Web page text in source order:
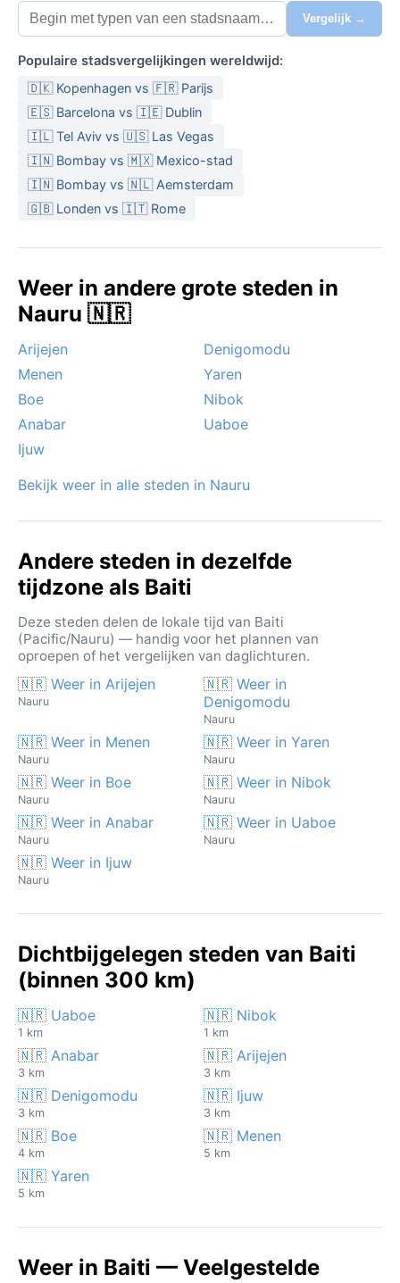
Vergelijk →
Populaire stadsvergelijkingen wereldwijd:
🇩🇰 Kopenhagen vs 🇫🇷 Parijs
🇪🇸 Barcelona vs 🇮🇪 Dublin
🇮🇱 Tel Aviv vs 🇺🇸 Las Vegas
🇮🇳 Bombay vs 🇲🇽 Mexico-stad
🇮🇳 Bombay vs 🇳🇱 Aemsterdam
🇬🇧 Londen vs 🇮🇹 Rome
Weer in andere grote steden in
Nauru 🇳🇷
Arijejen
Denigomodu
Menen
Yaren
Boe
Nibok
Anabar
Uaboe
Ijuw
Bekijk weer in alle steden in Nauru
Andere steden in dezelfde
tijdzone als Baiti
Deze steden delen de lokale tijd van Baiti
(Pacific/Nauru) — handig voor het plannen van
oproepen of het vergelijken van daglichturen.
🇳🇷 Weer in Arijejen
Nauru
🇳🇷 Weer in
Denigomodu
Nauru
🇳🇷 Weer in Menen
Nauru
🇳🇷 Weer in Yaren
Nauru
🇳🇷 Weer in Boe
Nauru
🇳🇷 Weer in Nibok
Nauru
🇳🇷 Weer in Anabar
Nauru
🇳🇷 Weer in Uaboe
Nauru
🇳🇷 Weer in Ijuw
Nauru
Dichtbijgelegen steden van Baiti
(binnen 300 km)
🇳🇷 Uaboe
1 km
🇳🇷 Nibok
1 km
🇳🇷 Anabar
3 km
🇳🇷 Arijejen
3 km
🇳🇷 Denigomodu
3 km
🇳🇷 Ijuw
3 km
🇳🇷 Boe
4 km
🇳🇷 Menen
5 km
🇳🇷 Yaren
5 km
Weer in Baiti — Veelgestelde